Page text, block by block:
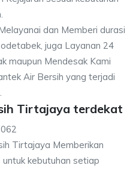
dan Memberi durasi
juga Layanan 24
maupun Mendesak Kami
Air Bersih yang terjadi
Tirtajaya terdekat
Tirtajaya Memberikan
kebutuhan setiap